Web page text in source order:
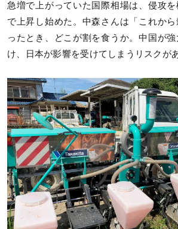
急増で上がっていた国際相場は、侵攻
で上昇し始めた。中森さんは「これか
ったとき、どこが割を食うか。中国が
け、日本が影響を受けてしまうリスクが